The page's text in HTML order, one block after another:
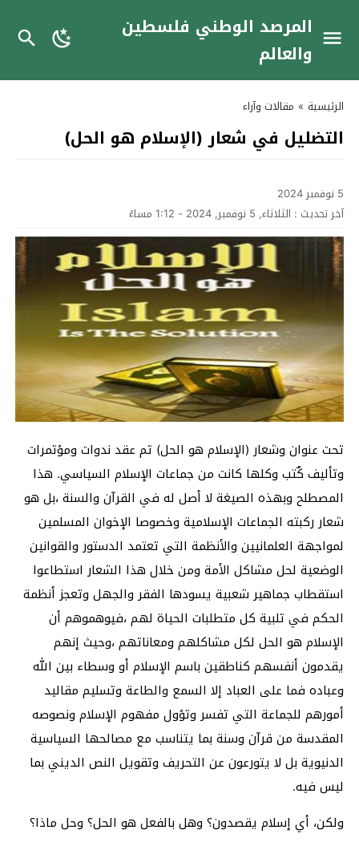
المرصد الوطني فلسطين
والعالم
الرئيسية » مقالات وآراء
التضليل في شعار (الإسلام هو الحل)
5 نوفمبر 2024
آخر تحديث : الثلاثاء, 5 نوفمبر, 2024 - 1:12 مساءً
تحت عنوان وشعار (الإسلام هو الحل) تم عقد ندوات ومؤتمرات
وتأليف كٌتب وكلها كانت من جماعات الإسلام السياسي. هذا
المصطلح وبهذه الصيغة لا أصل له في القرآن والسنة ،بل هو
شعار ركبته الجماعات الإسلامية وخصوصا الإخوان المسلمين
لمواجهة العلمانيين والأنظمة التي تعتمد الدستور والقوانين
الوضعية لحل مشاكل الأمة ومن خلال هذا الشعار استطاعوا
استقطاب جماهير شعبية يسودها الفقر والجهل وتعجز أنظمة
الحكم في تلبية كل متطلبات الحياة لهم ،فيوهموهم أن
الإسلام هو الحل لكل مشاكلهم ومعاناتهم ،وحيث إنهم
يقدمون أنفسهم كناطقين باسم الإسلام أو وسطاء بين الله
وعباده فما على العباد إلا السمع والطاعة وتسليم مقاليد
أمورهم للجماعة التي تفسر وتؤول مفهوم الإسلام ونصوصه
المقدسة من قرآن وسنة بما يتناسب مع مصالحها السياسية
الدنيوية بل لا يتورعون عن التحريف وتقويل النص الديني بما
ليس فيه.
ولكن، أي إسلام يقصدون؟ وهل بالفعل هو الحل؟ وحل ماذا؟